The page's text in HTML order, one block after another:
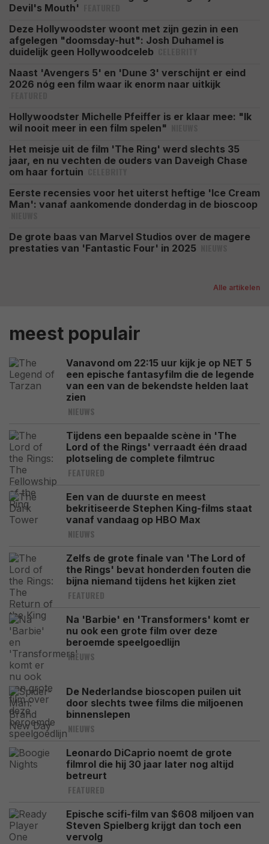
Devil's Mouth'
Deze Hollywoodster woont met zijn gezin in een
afgelegen "doomsday-hut": Josh Duhamel is
duidelijk geen Hollywoodceleb
Naast 'Avengers 5' en 'Dune 3' verschijnt er eind
2026 nóg een film waar ik enorm naar uitkijk
Hollywoodster Michelle Pfeiffer is er klaar mee: "Ik
wil nooit meer in een film spelen"
Het meisje uit de film 'The Ring' werd slechts 35
jaar, en nu vechten de ouders van Daveigh Chase
om haar fortuin
Eerste recensies voor het uiterst heftige 'Ice Cream
Man': vanaf aankomende donderdag in de bioscoop
De grote baas van Marvel Studios over de magere
prestaties van 'Fantastic Four' in 2025
Alle artikelen
meest populair
Vanavond om 22:15 uur kijk je op NET 5
een epische fantasyfilm die de legende
van een van de bekendste helden laat
zien
NIEUWS
Tijdens een bepaalde scène in 'The
Lord of the Rings' verraadt één draad
plotseling de complete filmtruc
FEATURED
Een van de duurste en meest
bekritiseerde Stephen King-films staat
vanaf vandaag op HBO Max
NIEUWS
Zelfs de grote finale van 'The Lord of
the Rings' bevat honderden fouten die
bijna niemand tijdens het kijken ziet
FEATURED
Na 'Barbie' en 'Transformers' komt er
nu ook een grote film over deze
beroemde speelgoedlijn
NIEUWS
De Nederlandse bioscopen puilen uit
door slechts twee films die miljoenen
binnenslepen
NIEUWS
Leonardo DiCaprio noemt de grote
filmrol die hij 30 jaar later nog altijd
betreurt
FEATURED
Epische scifi-film van $608 miljoen van
Steven Spielberg krijgt dan toch een
vervolg